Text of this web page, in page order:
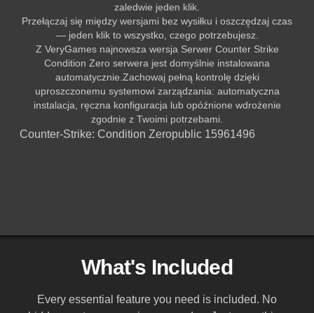
zaledwie jeden klik.
Przełączaj się między wersjami bez wysiłku i oszczędzaj czas
— jeden klik to wszystko, czego potrzebujesz.
Z VeryGames najnowsza wersja Serwer Counter Strike
Condition Zero serwera jest domyślnie instalowana
automatycznie.Zachowaj pełną kontrolę dzięki
uproszczonemu systemowi zarządzania: automatyczna
instalacja, ręczna konfiguracja lub opóźnione wdrożenie
zgodnie z Twoimi potrzebami.
Counter-Strike: Condition Zeropublic 15961496
What's Included
Every essential feature you need is included. No